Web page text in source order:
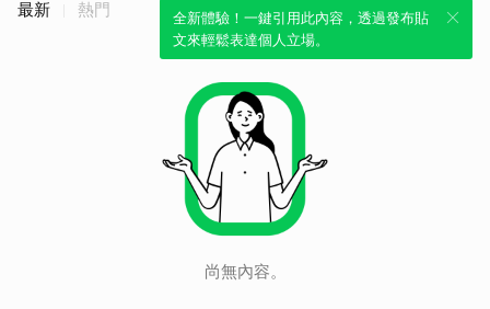
全新體驗！一鍵引用此內容，透過發布貼
文來輕鬆表達個人立場。
最新 熱門
尚無內容。